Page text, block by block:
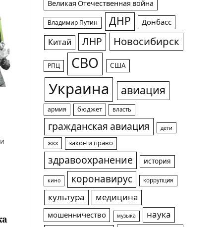
Великая Отечественная война
Владимир Путин ДНР Донбасс
Китай ЛНР Новосибирск
РПЦ СВО США
Украина авиация
армия бюджет власть
гражданская авиация дети
жкх закон и право
здравоохранение история
кино коронавирус коррупция
культура медицина
мошенничество музыка
наука